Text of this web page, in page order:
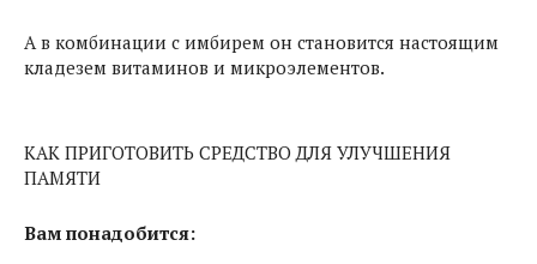
А в комбинации с имбирем он становится настоящим
кладезем витаминов и микроэлементов.
КАК ПРИГОТОВИТЬ СРЕДСТВО ДЛЯ УЛУЧШЕНИЯ
ПАМЯТИ
Вам понадобится: